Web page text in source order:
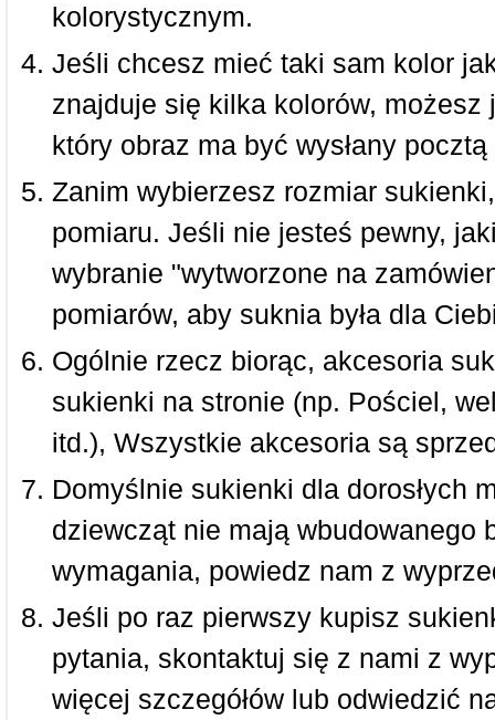
kolorystycznym.
Jeśli chcesz mieć taki sam kolor
znajduje się kilka kolorów,
który obraz ma być wysłany
Zanim wybierzesz rozmiar
pomiaru. Jeśli nie jesteś pewny,
wybranie "wytworzone na
pomiarów, aby suknia była dla
Ogólnie rzecz biorąc, akcesoria
sukienki na stronie (np. Pościel,
itd.), Wszystkie akcesoria są
Domyślnie sukienki dla dorosłych
dziewcząt nie mają
wymagania, powiedz nam z
Jeśli po raz pierwszy kupisz
pytania, skontaktuj się z nami z
więcej szczegółów lub odwiedzić